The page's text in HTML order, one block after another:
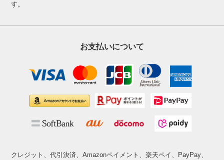
す。
お支払いについて
クレジット、代引決済、Amazonペイメント、楽天ペイ、PayPay、